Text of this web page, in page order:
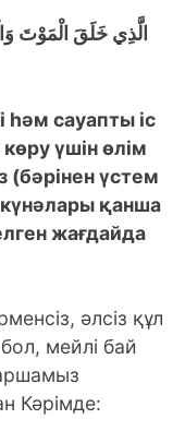
الَّذِي خَلَقَ الْمَوْتَ
һәм сауапты іс
үшін өлім
(бәрінен үстем
қанша
жағдайда
әлсіз құл
мейлі бай
Кәрімде: